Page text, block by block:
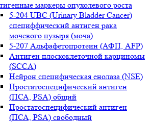
маркеры опухолевого роста
5-204 UBC (Urinary Bladder Cancer)
специффический антиген рака
мочевого пузыря (моча)
5-207 Альфафетопротеин (АФП, AFP)
Антиген плоскоклеточной карциномы
(SCCA)
Нейрон специфическая енолаза (NSE)
Простатоспецифический антиген
(ПСА, PSA) общий
Простатоспецифический антиген
(ПСА, PSA) свободный